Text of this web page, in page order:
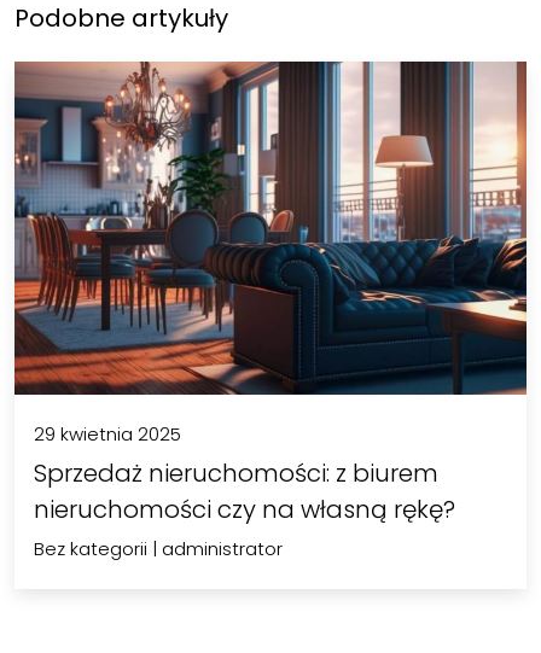
Podobne artykuły
29 kwietnia 2025
Sprzedaż nieruchomości: z biurem
nieruchomości czy na własną rękę?
Bez kategorii | administrator